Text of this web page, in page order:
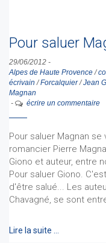
Pour saluer
29/06/2012 -
Alpes de Haute Provence/
écrivain /Forcalquier/Jean
Magnan
-
écrire un commentaire
Pour saluer Magnan
romancier Pierre
Giono et auteur, entre
Pour saluer Giono.
d'être salué... Les
Chavagné, se sont
Lire la suite …